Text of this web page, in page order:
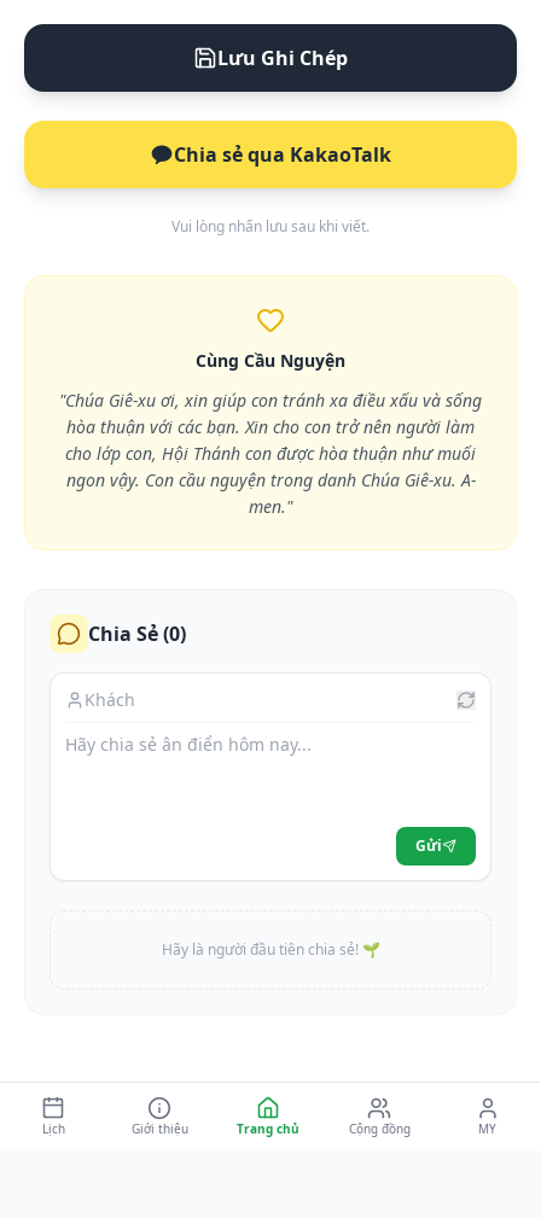
Lưu Ghi Chép
Chia sẻ qua KakaoTalk
Vui lòng nhấn lưu sau khi viết.
Cùng Cầu Nguyện
"Chúa Giê-xu ơi, xin giúp con tránh xa điều xấu và sống
hòa thuận với các bạn. Xin cho con trở nên người làm
cho lớp con, Hội Thánh con được hòa thuận như muối
ngon vậy. Con cầu nguyện trong danh Chúa Giê-xu. A-
men."
Chia Sẻ (0)
Gửi
Hãy là người đầu tiên chia sẻ! 🌱
Lịch Giới thiệu Trang chủ Cộng đồng MY